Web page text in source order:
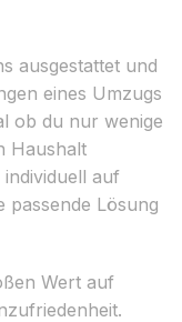
ausgestattet und
eines Umzugs
ob du nur wenige
Haushalt
auf
passende Lösung
Wert auf